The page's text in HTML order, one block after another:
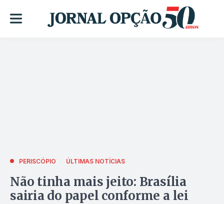
PERISCÓPIO ÚLTIMAS NOTÍCIAS
Não tinha mais jeito: Brasília
sairia do papel conforme a lei